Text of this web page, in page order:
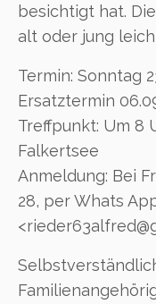
besichtigt hat.
alt oder jung
Termin: Sonntag
Ersatztermin
Treffpunkt: Um 8
Falkertsee
Anmeldung: Bei
28, per Whats